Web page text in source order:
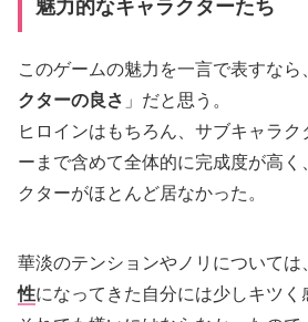
魅力的なキャラクターたち
このゲームの魅力を一言で表すなら
クターの良さ 」だと思う。
ヒロインはもちろん、サブキャラ
ーまで含めて全体的に完成度が高く
クターがほとんど居なかった。
華淡のテンションやノリについては
性になってきた自分には少しキツく